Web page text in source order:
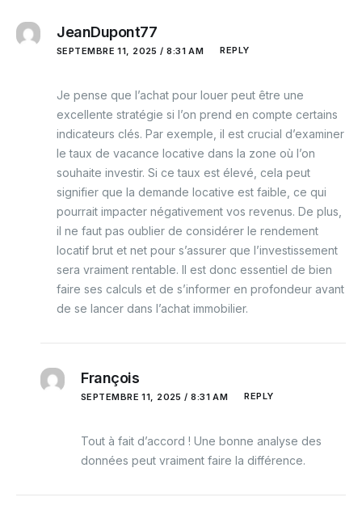
JeanDupont77
SEPTEMBRE 11, 2025 / 8:31 AM REPLY
Je pense que l’achat pour louer peut être une
excellente stratégie si l’on prend en compte certains
indicateurs clés. Par exemple, il est crucial d’examiner
le taux de vacance locative dans la zone où l’on
souhaite investir. Si ce taux est élevé, cela peut
signifier que la demande locative est faible, ce qui
pourrait impacter négativement vos revenus. De plus,
il ne faut pas oublier de considérer le rendement
locatif brut et net pour s’assurer que l’investissement
sera vraiment rentable. Il est donc essentiel de bien
faire ses calculs et de s’informer en profondeur avant
de se lancer dans l’achat immobilier.
François
SEPTEMBRE 11, 2025 / 8:31 AM REPLY
Tout à fait d’accord ! Une bonne analyse des
données peut vraiment faire la différence.